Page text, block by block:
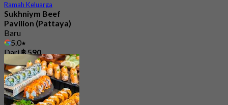
Ramah Keluarga
Sukhniym Beef
Pavilion (Pattaya)
Baru
5.0
Dari฿ 590